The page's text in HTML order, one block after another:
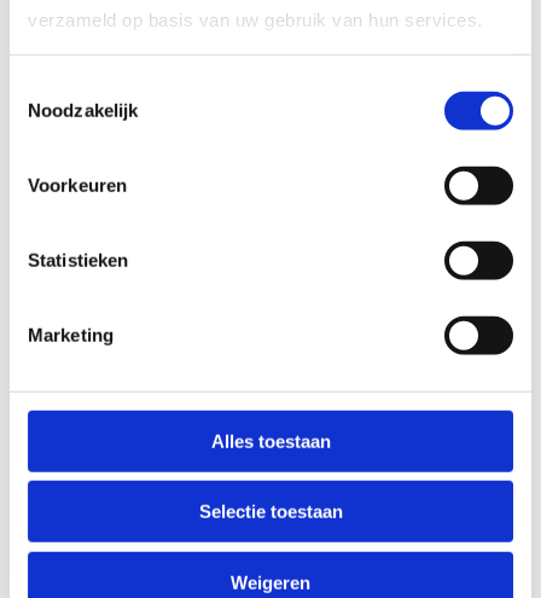
verzameld op basis van uw gebruik van hun services.
Noodzakelijk
Voorkeuren
Statistieken
Marketing
Alles toestaan
Selectie toestaan
Weigeren
Korfbal